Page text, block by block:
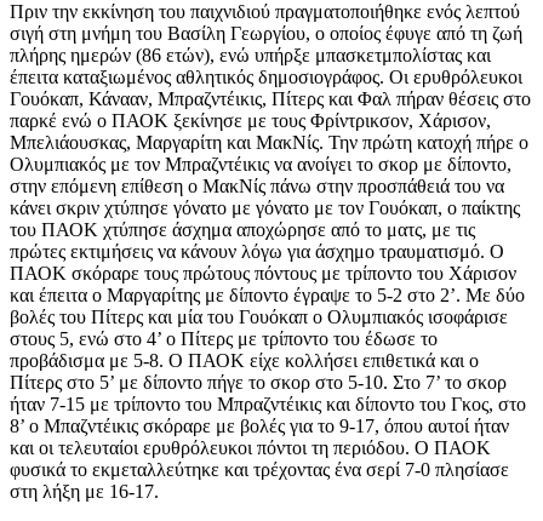
Πριν την εκκίνηση του παιχνιδιού πραγματοποιήθηκε ενός λεπτού
σιγή στη μνήμη του Βασίλη Γεωργίου, ο οποίος έφυγε από τη ζωή
πλήρης ημερών (86 ετών), ενώ υπήρξε μπασκετμπολίστας και
έπειτα καταξιωμένος αθλητικός δημοσιογράφος. Οι ερυθρόλευκοι
Γουόκαπ, Κάνααν, Μπραζντέικις, Πίτερς και Φαλ πήραν θέσεις στο
παρκέ ενώ ο ΠΑΟΚ ξεκίνησε με τους Φρίντρικσον, Χάρισον,
Μπελιάουσκας, Μαργαρίτη και ΜακΝίς. Την πρώτη κατοχή πήρε ο
Ολυμπιακός με τον Μπραζντέικις να ανοίγει το σκορ με δίποντο,
στην επόμενη επίθεση ο ΜακΝίς πάνω στην προσπάθειά του να
κάνει σκριν χτύπησε γόνατο με γόνατο με τον Γουόκαπ, ο παίκτης
του ΠΑΟΚ χτύπησε άσχημα αποχώρησε από το ματς, με τις
πρώτες εκτιμήσεις να κάνουν λόγω για άσχημο τραυματισμό. Ο
ΠΑΟΚ σκόραρε τους πρώτους πόντους με τρίποντο του Χάρισον
και έπειτα ο Μαργαρίτης με δίποντο έγραψε το 5-2 στο 2’. Με δύο
βολές του Πίτερς και μία του Γουόκαπ ο Ολυμπιακός ισοφάρισε
στους 5, ενώ στο 4’ ο Πίτερς με τρίποντο του έδωσε το
προβάδισμα με 5-8. Ο ΠΑΟΚ είχε κολλήσει επιθετικά και ο
Πίτερς στο 5’ με δίποντο πήγε το σκορ στο 5-10. Στο 7’ το σκορ
ήταν 7-15 με τρίποντο του Μπραζντέικις και δίποντο του Γκος, στο
8’ ο Μπαζντέικις σκόραρε με βολές για το 9-17, όπου αυτοί ήταν
και οι τελευταίοι ερυθρόλευκοι πόντοι τη περιόδου. Ο ΠΑΟΚ
φυσικά το εκμεταλλεύτηκε και τρέχοντας ένα σερί 7-0 πλησίασε
στη λήξη με 16-17.